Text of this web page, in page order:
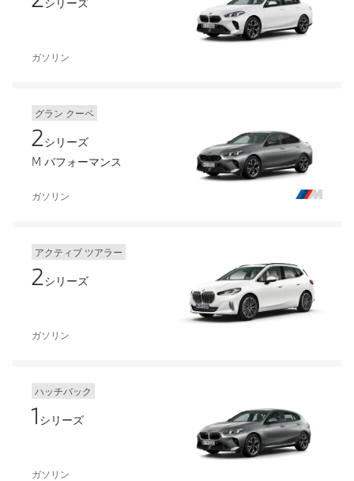
ガソリン
グラン クーペ
2シリーズ
M パフォーマンス
ガソリン
アクティブ ツアラー
2シリーズ
ガソリン
ハッチバック
1 シリーズ
ガソリン